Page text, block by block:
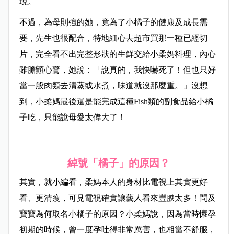
不過，為母則強的她，竟為了小橘子的健康及成長需
要，先生也很配合，特地細心去超市買那一種已經切
片，完全看不出完整形狀的生鮮交給小柔媽料理，內心
雖膽顫心驚，她說：「說真的，我快嚇死了！但也只好
當一般肉類去清蒸或水煮，味道就沒那麼重。」沒想
到，小柔媽最後還是能完成這種Fish類的副食品給小橘
子吃，只能說母愛太偉大了！
綽號「橘子」的原因？
其實，就小編看，柔媽本人的身材比電視上其實更好
看、更清瘦，可見電視確實讓藝人看來豐腴太多！問及
寶寶為何取名小橘子的原因？小柔媽說，因為當時懷孕
初期的時候，曾一度孕吐得非常厲害，也相當不舒服，